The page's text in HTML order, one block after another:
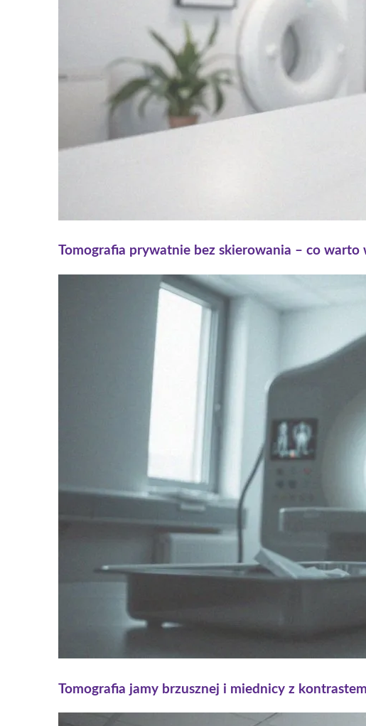
Tomografia prywatnie bez skierowania – co warto
Tomografia jamy brzusznej i miednicy z